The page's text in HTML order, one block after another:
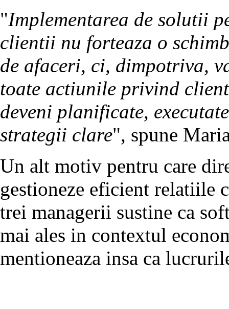
"Implementarea de solutii
clientii nu forteaza o
de afaceri, ci, dimpotriva,
toate actiunile privind
deveni planificate,
strategii clare", spune
Un alt motiv pentru care
gestioneze eficient relatiile
trei managerii sustine ca
mai ales in contextul
mentioneaza insa ca